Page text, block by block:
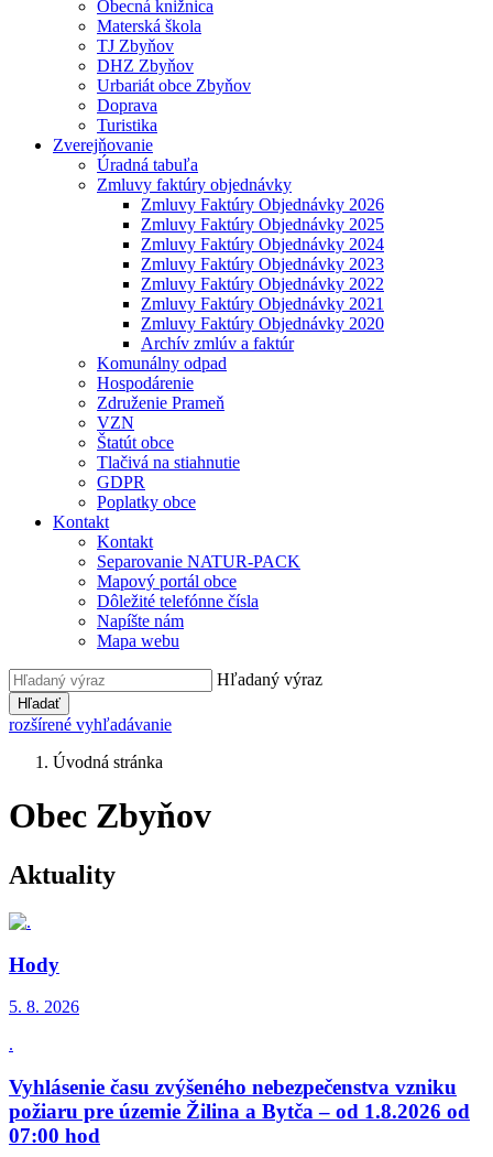
Obecná knižnica
Materská škola
TJ Zbyňov
DHZ Zbyňov
Urbariát obce Zbyňov
Doprava
Turistika
Zverejňovanie
Úradná tabuľa
Zmluvy faktúry objednávky
Zmluvy Faktúry Objednávky 2026
Zmluvy Faktúry Objednávky 2025
Zmluvy Faktúry Objednávky 2024
Zmluvy Faktúry Objednávky 2023
Zmluvy Faktúry Objednávky 2022
Zmluvy Faktúry Objednávky 2021
Zmluvy Faktúry Objednávky 2020
Archív zmlúv a faktúr
Komunálny odpad
Hospodárenie
Združenie Prameň
VZN
Štatút obce
Tlačivá na stiahnutie
GDPR
Poplatky obce
Kontakt
Kontakt
Separovanie NATUR-PACK
Mapový portál obce
Dôležité telefónne čísla
Napíšte nám
Mapa webu
Hľadaný výraz
Hľadať
rozšírené vyhľadávanie
Úvodná stránka
Obec Zbyňov
Aktuality
Hody
5. 8. 2026
.
Vyhlásenie času zvýšeného nebezpečenstva vzniku
požiaru pre územie Žilina a Bytča – od 1.8.2026 od
07:00 hod